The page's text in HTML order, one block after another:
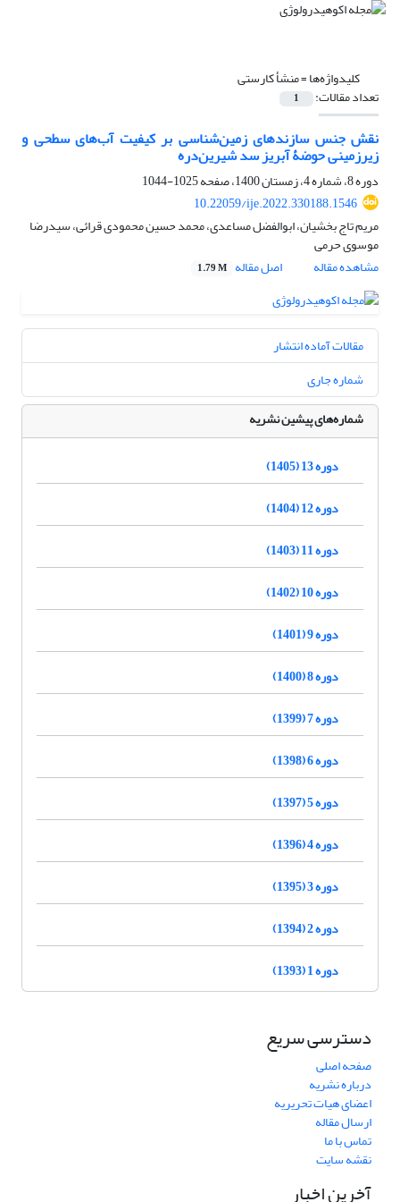
کلیدواژه‌ها =منشأ کارستی
تعداد مقالات: 1
نقش جنس سازندهای زمین‌شناسی بر کیفیت آب‌های سطحی و
زیرزمینی حوضۀ آبریز سد شیرین‌دره
دوره 8، شماره 4، زمستان 1400، صفحه
1025-1044
10.22059/ije.2022.330188.1546
مریم تاج بخشیان، ابوالفضل مساعدی، محمد حسین محمودی قرائی، سیدرضا
موسوی حرمی
مشاهده مقاله
اصل مقاله 1.79 M
مقالات آماده انتشار
شماره جاری
شماره‌های پیشین نشریه
دوره 13 (1405)
دوره 12 (1404)
دوره 11 (1403)
دوره 10 (1402)
دوره 9 (1401)
دوره 8 (1400)
دوره 7 (1399)
دوره 6 (1398)
دوره 5 (1397)
دوره 4 (1396)
دوره 3 (1395)
دوره 2 (1394)
دوره 1 (1393)
دسترسی سریع
صفحه اصلی
درباره نشریه
اعضای هیات تحریریه
ارسال مقاله
تماس با ما
نقشه سایت
آخرین اخبار